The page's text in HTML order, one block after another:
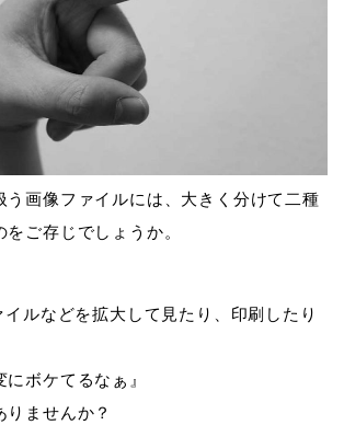
う画像ファイルには、大きく分けて二種
ご存じでしょうか。
イルなどを拡大して見たり、印刷したり
ボケてるなぁ』
りませんか？